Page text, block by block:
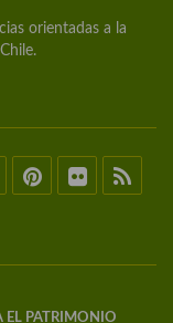
orientadas a la
EL PATRIMONIO